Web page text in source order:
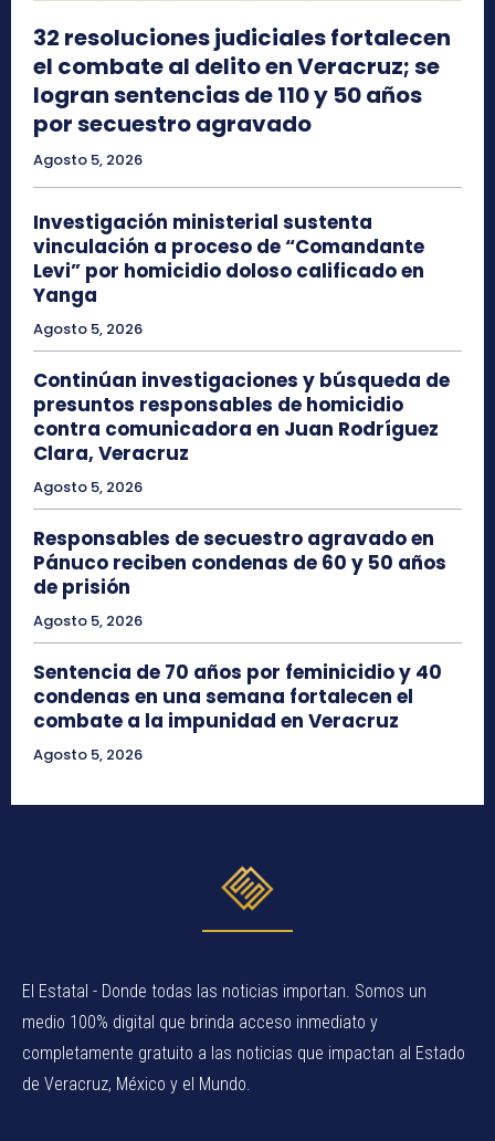
32 resoluciones judiciales fortalecen
el combate al delito en Veracruz; se
logran sentencias de 110 y 50 años
por secuestro agravado
Agosto 5, 2026
Investigación ministerial sustenta
vinculación a proceso de “Comandante
Levi” por homicidio doloso calificado en
Yanga
Agosto 5, 2026
Continúan investigaciones y búsqueda de
presuntos responsables de homicidio
contra comunicadora en Juan Rodríguez
Clara, Veracruz
Agosto 5, 2026
Responsables de secuestro agravado en
Pánuco reciben condenas de 60 y 50 años
de prisión
Agosto 5, 2026
Sentencia de 70 años por feminicidio y 40
condenas en una semana fortalecen el
combate a la impunidad en Veracruz
Agosto 5, 2026
El Estatal - Donde todas las noticias importan. Somos un
medio 100% digital que brinda acceso inmediato y
completamente gratuito a las noticias que impactan al Estado
de Veracruz, México y el Mundo.